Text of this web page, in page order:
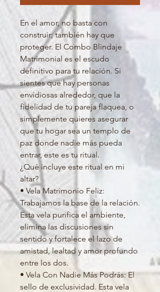
En el amor, no basta con
construir; también hay que
proteger. El Combo Blindaje
Matrimonial es el escudo
definitivo para tu relación. Si
sientes que hay personas
envidiosas alrededor, que la
fidelidad de tu pareja flaquea, o
simplemente quieres asegurar
que tu hogar sea un templo de
paz donde nadie más pueda
entrar, este es tu ritual.
¿Qué incluye este ritual en mi
altar?
• Vela Matrimonio Feliz:
Trabajamos la base de la relación.
Esta vela purifica el ambiente,
elimina las discusiones sin
sentido y fortalece el lazo de
amistad, lealtad y amor profundo
entre los dos.
• Vela Con Nadie Más Podrás: El
sello de exclusividad. Esta vela